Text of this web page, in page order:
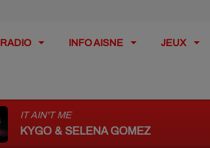
RADIO INFO AISNE JEUX
IT AIN'T ME
KYGO & SELENA GOMEZ